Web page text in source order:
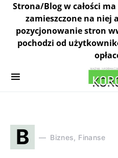
Strona/Blog w całości
zamieszczone na niej
pozycjonowanie stron
pochodzi od
B Biznes, Finanse